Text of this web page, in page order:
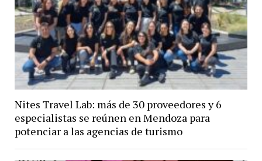
Nites Travel Lab: más de 30 proveedores y 6
especialistas se reúnen en Mendoza para
potenciar a las agencias de turismo